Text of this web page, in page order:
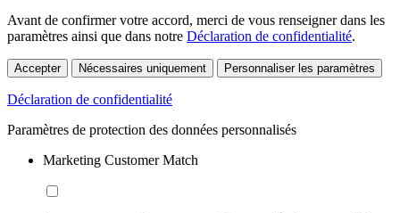
Avant de confirmer votre accord, merci de vous renseigner dans les
paramètres ainsi que dans notre Déclaration de confidentialité.
Accepter Nécessaires uniquement Personnaliser les paramètres
Déclaration de confidentialité
Paramètres de protection des données personnalisés
Marketing Customer Match